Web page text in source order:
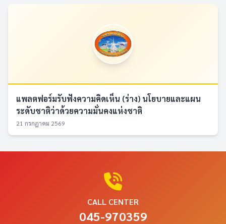
แพลตฟอร์มรับฟังความคิดเห็น (ร่าง) นโยบายและแผน
ระดับชาติว่าด้วยความมั่นคงแห่งชาติ
21 กรกฎาคม 2569
CALL CENTER
045-970359